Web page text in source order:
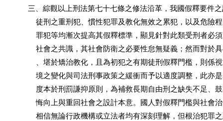
三、綜觀以上刑法第七十七條之修法沿革，我國假釋要件
徒刑之重刑犯、慣性犯罪及教化無效之累犯，以及危險
罪犯等均漸次提高其假釋標準，顯見針對此類受刑者必
社會之共識，其社會防衛之必要性怠無疑義；然而對於
、堪於矯治教化，且為初犯之有期徒刑假釋門檻，則係
境之變化與司法刑事政策之緩衝而予以適度調整，此亦
度本於刑罰謙抑原則，為補救長期自由刑之缺失不足、
悔向上與重回社會之設計本意。國人對假釋門檻與社會
相信無論行政機構或立法者均有深刻理解，但根治犯罪